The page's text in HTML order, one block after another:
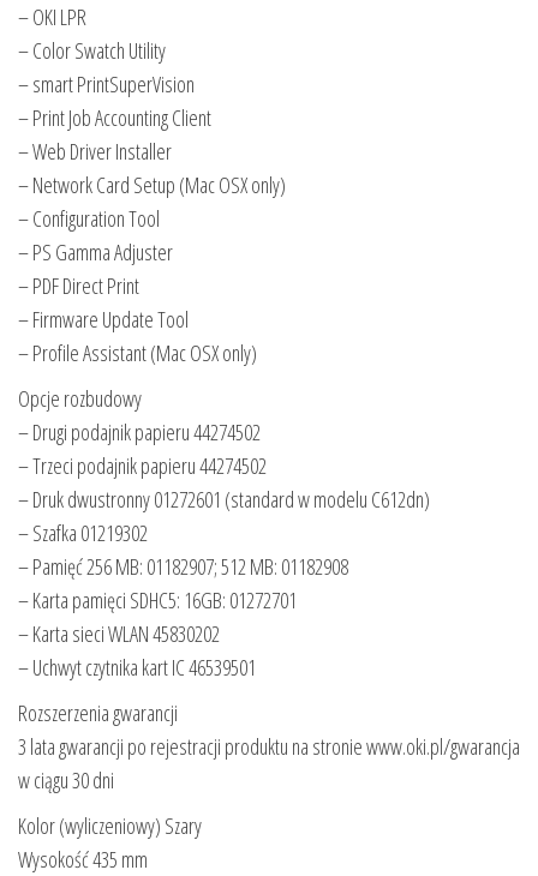
– OKI LPR
– Color Swatch Utility
– smart PrintSuperVision
– Print Job Accounting Client
– Web Driver Installer
– Network Card Setup (Mac OSX only)
– Configuration Tool
– PS Gamma Adjuster
– PDF Direct Print
– Firmware Update Tool
– Profile Assistant (Mac OSX only)
Opcje rozbudowy
– Drugi podajnik papieru 44274502
– Trzeci podajnik papieru 44274502
– Druk dwustronny 01272601 (standard w modelu C612dn)
– Szafka 01219302
– Pamięć 256 MB: 01182907; 512 MB: 01182908
– Karta pamięci SDHC5: 16GB: 01272701
– Karta sieci WLAN 45830202
– Uchwyt czytnika kart IC 46539501
Rozszerzenia gwarancji
3 lata gwarancji po rejestracji produktu na stronie www.oki.pl/gwarancja
w ciągu 30 dni
Kolor (wyliczeniowy) Szary
Wysokość 435 mm